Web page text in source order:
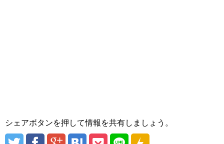
シェアボタンを押して情報を共有しましょう。